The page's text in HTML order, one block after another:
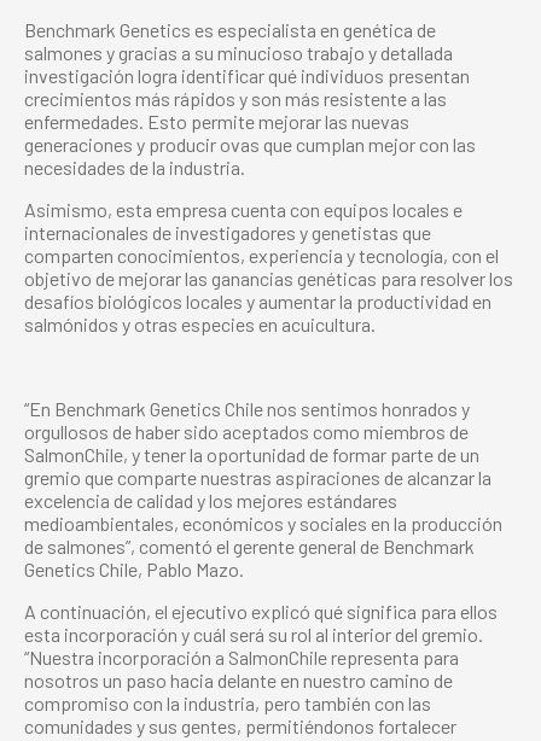
Benchmark Genetics es especialista en genética de
salmones y gracias a su minucioso trabajo y detallada
investigación logra identificar qué individuos presentan
crecimientos más rápidos y son más resistente a las
enfermedades. Esto permite mejorar las nuevas
generaciones y producir ovas que cumplan mejor con las
necesidades de la industria.
Asimismo, esta empresa cuenta con equipos locales e
internacionales de investigadores y genetistas que
comparten conocimientos, experiencia y tecnología, con el
objetivo de mejorar las ganancias genéticas para resolver los
desafíos biológicos locales y aumentar la productividad en
salmónidos y otras especies en acuicultura.
“En Benchmark Genetics Chile nos sentimos honrados y
orgullosos de haber sido aceptados como miembros de
SalmonChile, y tener la oportunidad de formar parte de un
gremio que comparte nuestras aspiraciones de alcanzar la
excelencia de calidad y los mejores estándares
medioambientales, económicos y sociales en la producción
de salmones”, comentó el gerente general de Benchmark
Genetics Chile, Pablo Mazo.
A continuación, el ejecutivo explicó qué significa para ellos
esta incorporación y cuál será su rol al interior del gremio.
“Nuestra incorporación a SalmonChile representa para
nosotros un paso hacia delante en nuestro camino de
compromiso con la industria, pero también con las
comunidades y sus gentes, permitiéndonos fortalecer